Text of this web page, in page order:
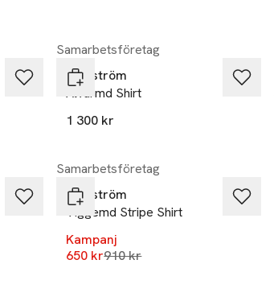
Samarbetsföretag
Modström
Alvarmd Shirt
1 300 kr
Samarbetsföretag
Modström
Viggemd Stripe Shirt
Kampanj
650 krLägsta pris 30 dagar
910 kr